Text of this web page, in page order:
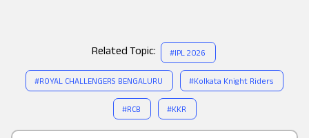
Add
as a
Related Topic: #IPL 2026
#ROYAL CHALLENGERS BENGALURU #Kolkata Knight Riders
#RCB #KKR